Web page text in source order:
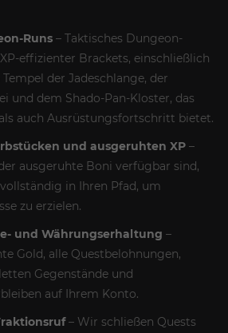
Runs – Taktisches Dungeon-
effizienter Brackets, einschließlich
der Jadeschlange, der
und dem Shado-Pan-Kloster, das
auch Ausrüstungsfortschritt bietet.
und ausgeruhten XP –
ausgeruhte Boni verfügbar sind,
in Ihren Pfad, um
zu erzielen.
und Währungserhaltung –
Gold, alle Questbelohnungen,
Gegenstände und
auf Ihrem Konto.
– Wir schließen Quests